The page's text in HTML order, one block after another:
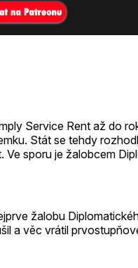
Service Rent až do
Stát se tehdy
sporu je žalobcem
žalobu
a věc vrátil